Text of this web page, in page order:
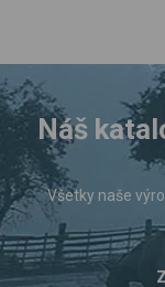
Náš
Všetky naše